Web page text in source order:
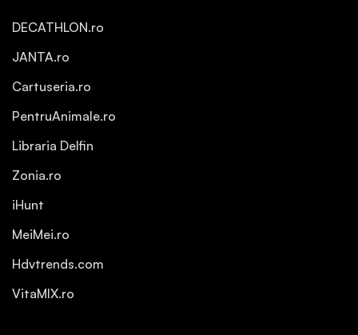
DECATHLON.ro
JANTA.ro
Cartuseria.ro
PentruAnimale.ro
Libraria Delfin
Zonia.ro
iHunt
MeiMei.ro
Hdvtrends.com
VitaMIX.ro